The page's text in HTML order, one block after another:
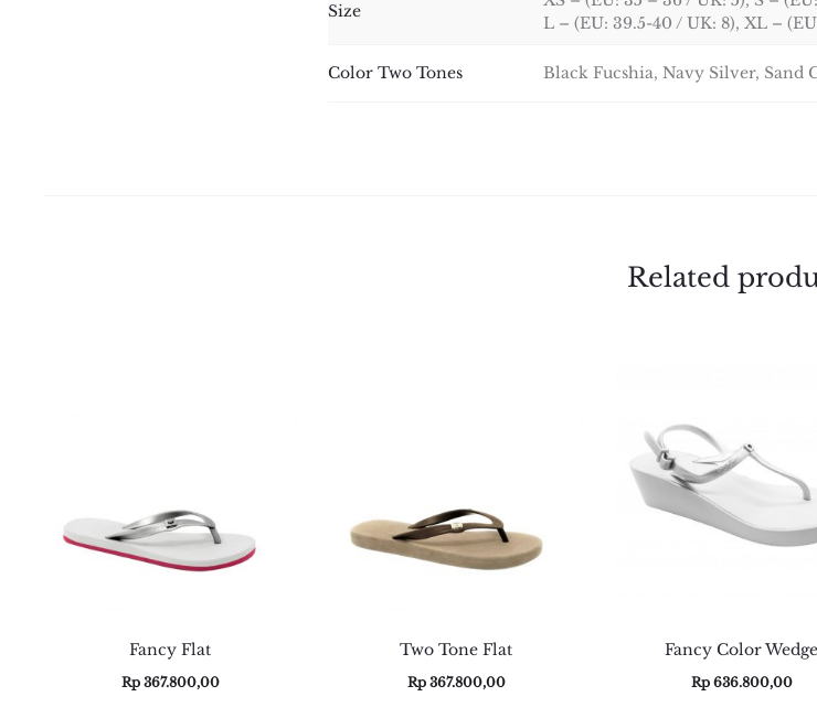
Size
L – (EU: 39.5-40 / UK: 8), XL –
Color Two Tones Black Fucshia, Navy Silver, Sand
Related
Fancy Flat
Rp367.800,00
Two Tone Flat
Rp367.800,00
Fancy Color Wedge
Rp636.800,00